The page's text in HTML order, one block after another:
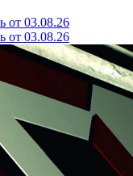
от 03.08.26
от 03.08.26